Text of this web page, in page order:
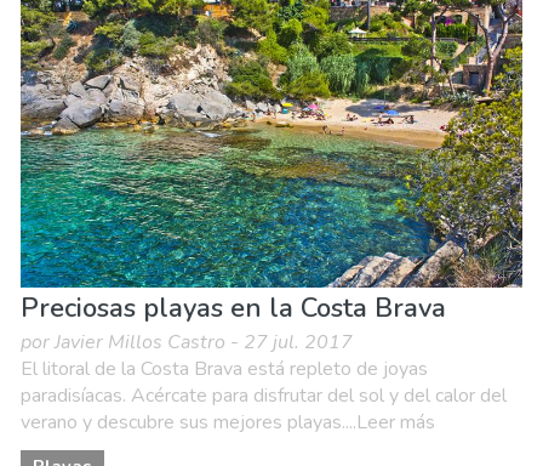
Preciosas playas en la Costa Brava
por Javier Millos Castro - 27 jul. 2017
El litoral de la Costa Brava está repleto de joyas
paradisíacas. Acércate para disfrutar del sol y del calor del
verano y descubre sus mejores playas....Leer más